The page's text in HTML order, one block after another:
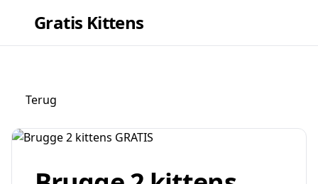
Gratis Kittens
Terug